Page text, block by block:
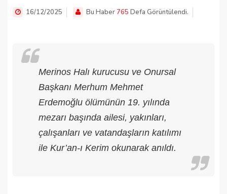
16/12/2025 Bu Haber765 Defa Görüntülendi.
Merinos Halı kurucusu ve Onursal
Başkanı Merhum Mehmet
Erdemoğlu ölümünün 19. yılında
mezarı başında ailesi, yakınları,
çalışanları ve vatandaşların katılımı
ile Kur’an-ı Kerim okunarak anıldı.